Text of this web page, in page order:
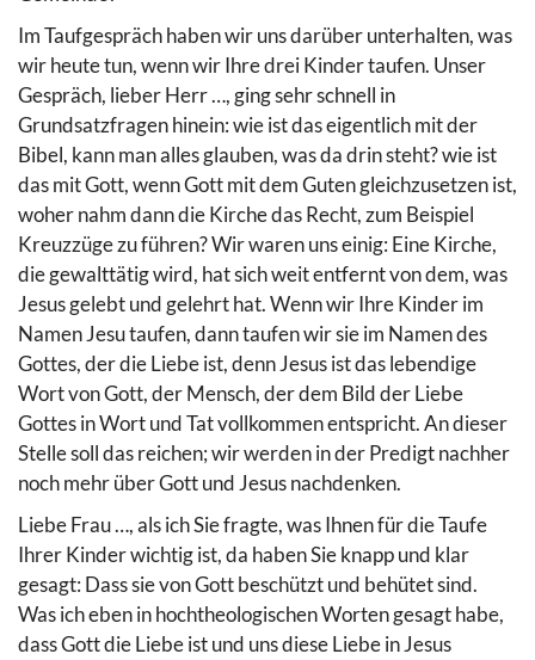
Im Taufgespräch haben wir uns darüber unterhalten, was
wir heute tun, wenn wir Ihre drei Kinder taufen. Unser
Gespräch, lieber Herr …, ging sehr schnell in
Grundsatzfragen hinein: wie ist das eigentlich mit der
Bibel, kann man alles glauben, was da drin steht? wie ist
das mit Gott, wenn Gott mit dem Guten gleichzusetzen ist,
woher nahm dann die Kirche das Recht, zum Beispiel
Kreuzzüge zu führen? Wir waren uns einig: Eine Kirche,
die gewalttätig wird, hat sich weit entfernt von dem, was
Jesus gelebt und gelehrt hat. Wenn wir Ihre Kinder im
Namen Jesu taufen, dann taufen wir sie im Namen des
Gottes, der die Liebe ist, denn Jesus ist das lebendige
Wort von Gott, der Mensch, der dem Bild der Liebe
Gottes in Wort und Tat vollkommen entspricht. An dieser
Stelle soll das reichen; wir werden in der Predigt nachher
noch mehr über Gott und Jesus nachdenken.
Liebe Frau …, als ich Sie fragte, was Ihnen für die Taufe
Ihrer Kinder wichtig ist, da haben Sie knapp und klar
gesagt: Dass sie von Gott beschützt und behütet sind.
Was ich eben in hochtheologischen Worten gesagt habe,
dass Gott die Liebe ist und uns diese Liebe in Jesus